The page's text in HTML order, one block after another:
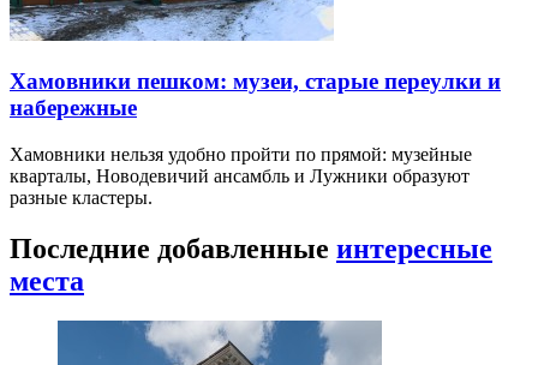
Хамовники пешком: музеи, старые переулки и
набережные
Хамовники нельзя удобно пройти по прямой: музейные
кварталы, Новодевичий ансамбль и Лужники образуют
разные кластеры.
Последние добавленные интересные
места